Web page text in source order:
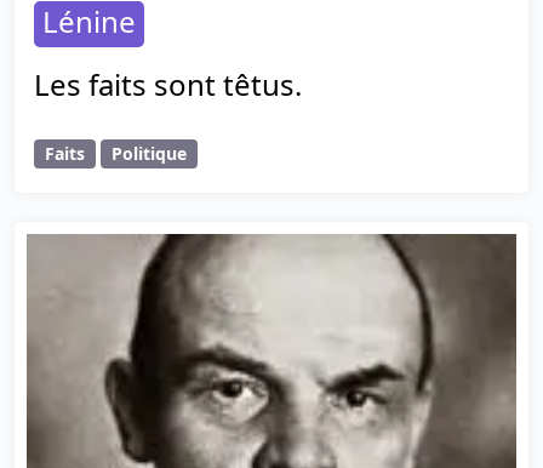
Lénine
Les faits sont têtus.
Faits Politique